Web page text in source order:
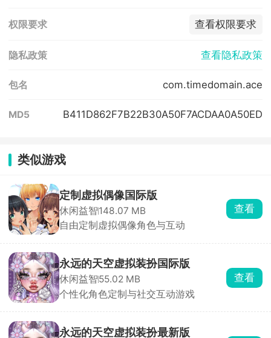
权限要求 查看权限要求
隐私政策 查看隐私政策
包名 com.timedomain.ace
MD5 B411D862F7B22B30A50F7ACDAA0A50ED
类似游戏
定制虚拟偶像国际版
休闲益智148.07 MB
自由定制虚拟偶像角色与互动
查看
永远的天空虚拟装扮国际版
休闲益智55.02 MB
个性化角色定制与社交互动游戏
查看
永远的天空虚拟装扮最新版